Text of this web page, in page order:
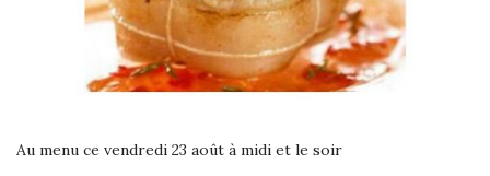
Au menu ce vendredi 23 août à midi et le soir